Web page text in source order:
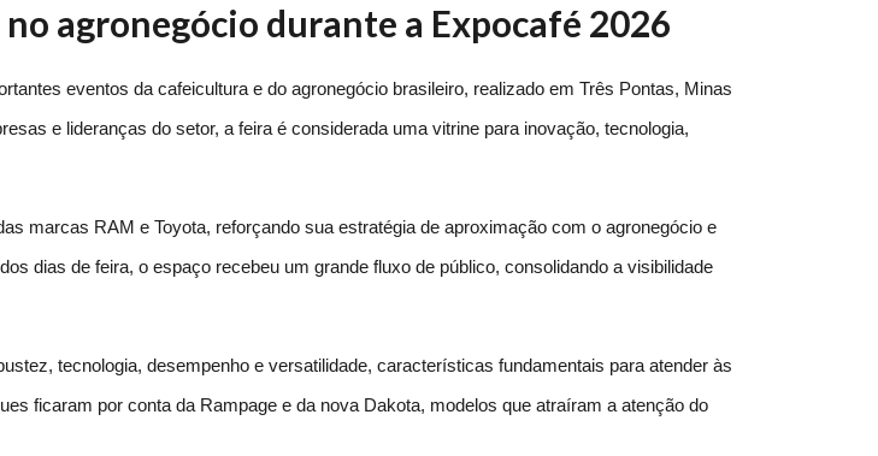
agronegócio durante a Expocafé 2026
eventos da cafeicultura e do agronegócio brasileiro, realizado em Três Pontas, Minas
e lideranças do setor, a feira é considerada uma vitrine para inovação, tecnologia,
marcas RAM e Toyota, reforçando sua estratégia de aproximação com o agronegócio e
dias de feira, o espaço recebeu um grande fluxo de público, consolidando a visibilidade
tecnologia, desempenho e versatilidade, características fundamentais para atender às
ficaram por conta da Rampage e da nova Dakota, modelos que atraíram a atenção do